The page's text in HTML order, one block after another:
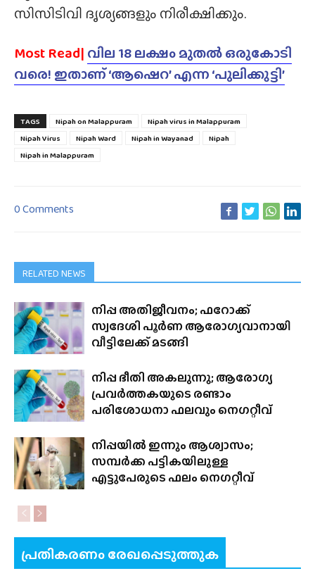
സിസിടിവി ദൃശ്യങ്ങളും നിരീക്ഷിക്കും.
Most Read| വില 18 ലക്ഷം മുതൽ ഒരുകോടി
വരെ! ഇതാണ് ‘ആഷെറ’ എന്ന ‘പുലിക്കുട്ടി’
TAGS Nipah on Malappuram
Nipah virus in Malappuram
Nipah Virus
Nipah Ward Nipah in Wayanad
Nipah
Nipah in Malappuram
0 Comments
RELATED NEWS
നിപ്പ അതിജീവനം; ഫറോക്ക്
സ്വദേശി പൂർണ ആരോഗ്യവാനായി
വീട്ടിലേക്ക് മടങ്ങി
നിപ്പ ഭീതി അകലുന്നു; ആരോഗ്യ
പ്രവർത്തകയുടെ രണ്ടാം
പരിശോധനാ ഫലവും നെഗറ്റീവ്
നിപ്പയിൽ ഇന്നും ആശ്വാസം;
സമ്പർക്ക പട്ടികയിലുള്ള
എട്ടുപേരുടെ ഫലം നെഗറ്റീവ്
പ്രതികരണം രേഖപ്പെടുത്തുക